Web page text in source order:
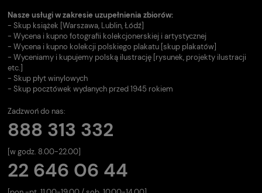
Nasze usługi w zakresie uzupełnienia zbiorów:
- Skup książek [Warszawa, Lublin, Łódź]
- Wycena i kupno fotografii kolekcjonerskiej i artystycznej
- Wycena i kupno kolekcji polskiego plakatu [skup plakatów]
- Wyceniamy i kupujemy polską ilustrację [rysunek, projekty ilustracji
etc.]
- Skup płyt winylowych
- Skup pocztówek wydanych przed 1945 rokiem
Zadzwoń do nas:
888 313 332
[w godz. 8.00-22.00]
22 646 06 44